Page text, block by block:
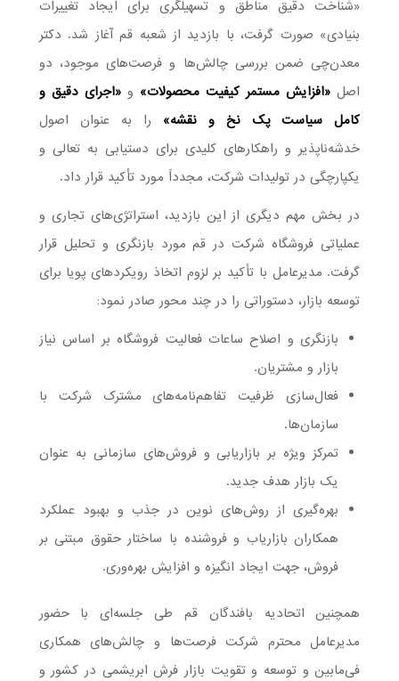
«شناخت دقیق مناطق و تسهیلگری برای ایجاد تغییرات
بنیادی» صورت گرفت، با بازدید از شعبه قم آغاز شد. دکتر
معدن‌چی ضمن بررسی چالش‌ها و فرصت‌های موجود، دو
اصل «افزایش مستمر کیفیت محصولات» و«اجرای دقیق و
کامل سیاست پک نخ و نقشه» را به عنوان اصول
خدشه‌ناپذیر و راهکارهای کلیدی برای دستیابی به تعالی و
یکپارچگی در تولیدات شرکت، مجدداً مورد تأکید قرار داد.
در بخش مهم دیگری از این بازدید، استراتژی‌های تجاری و
عملیاتی فروشگاه شرکت در قم مورد بازنگری و تحلیل قرار
گرفت. مدیرعامل با تأکید بر لزوم اتخاذ رویکردهای پویا برای
توسعه بازار، دستوراتی را در چند محور صادر نمود:
بازنگری و اصلاح ساعات فعالیت فروشگاه بر اساس نیاز
بازار و مشتریان.
فعال‌سازی ظرفیت تفاهم‌نامه‌های مشترک شرکت با
سازمان‌ها.
تمرکز ویژه بر بازاریابی و فروش‌های سازمانی به عنوان
یک بازار هدف جدید.
بهره‌گیری از روش‌های نوین در جذب و بهبود عملکرد
همکاران بازاریاب و فروشنده با ساختار حقوق مبتنی بر
فروش، جهت ایجاد انگیزه و افزایش بهره‌وری.
همچنین اتحادیه بافندگان قم طی جلسه‌ای با حضور
مدیرعامل محترم شرکت فرصت‌ها و چالش‌های همکاری
فی‌مابین و توسعه و تقویت بازار فرش ابریشمی در کشور و